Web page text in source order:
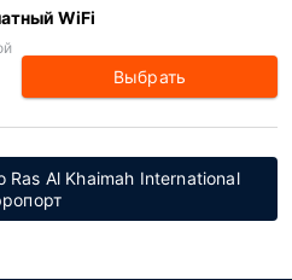
WiFi
Выбрать
Ras Al Khaimah International